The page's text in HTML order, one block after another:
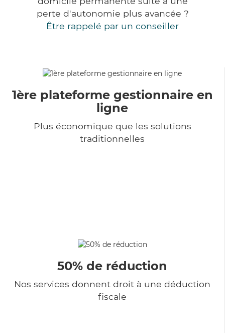
perte d'autonomie plus avancée ?
Être rappelé par un conseiller
1ère plateforme gestionnaire en
ligne
Plus économique que les solutions
traditionnelles
50% de réduction
Nos services donnent droit à une déduction
fiscale